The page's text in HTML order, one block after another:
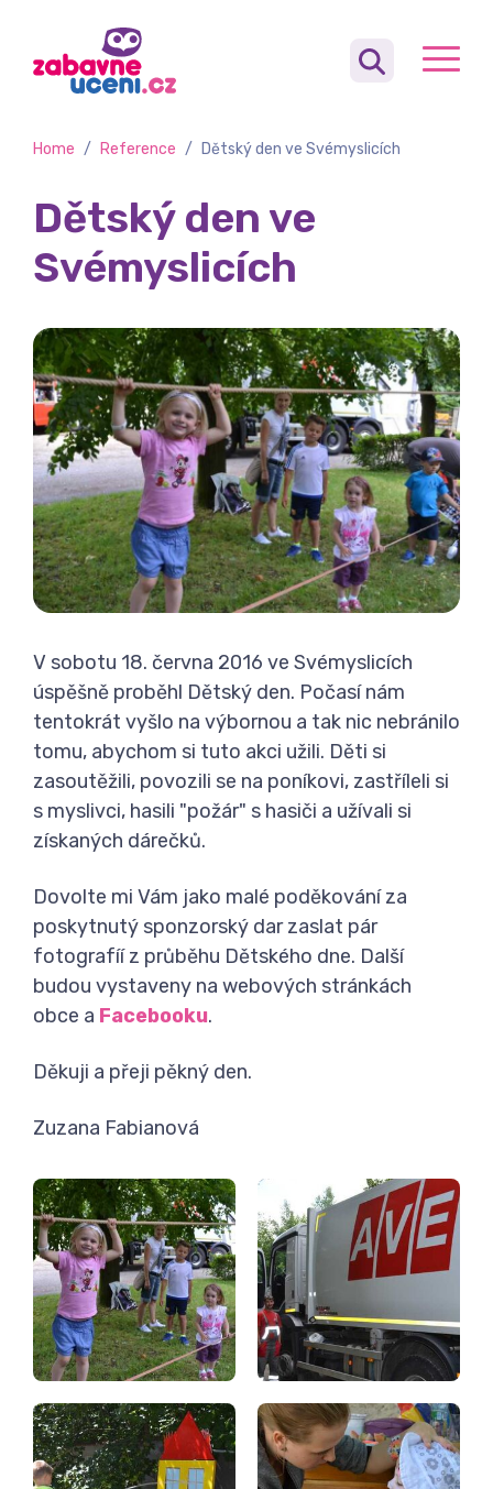
Home / Reference / Dětský den ve Svémyslicích
Dětský den ve
Svémyslicích
V sobotu 18. června 2016 ve Svémyslicích
úspěšně proběhl Dětský den. Počasí nám
tentokrát vyšlo na výbornou a tak nic nebránilo
tomu, abychom si tuto akci užili. Děti si
zasoutěžili, povozili se na poníkovi, zastříleli si
s myslivci, hasili "požár" s hasiči a užívali si
získaných dárečků.
Dovolte mi Vám jako malé poděkování za
poskytnutý sponzorský dar zaslat pár
fotografíí z průběhu Dětského dne. Další
budou vystaveny na webových stránkách
obce a Facebooku.
Děkuji a přeji pěkný den.
Zuzana Fabianová